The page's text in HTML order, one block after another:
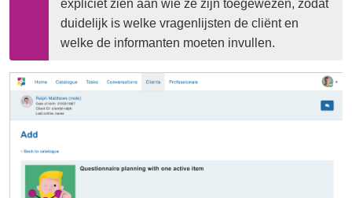
expliciet zien aan wie ze zijn toegewezen, zodat
duidelijk is welke vragenlijsten de cliënt en
welke de informanten moeten invullen.